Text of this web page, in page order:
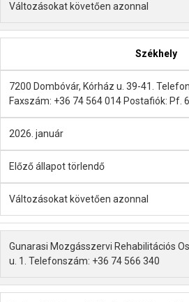
Változásokat követően azonnal
Székhely
7200 Dombóvár, Kórház u. 39-41.
Faxszám: +36 74 564 014 Postafiók: Pf.
2026. január
Előző állapot törlendő
Változásokat követően azonnal
Gunarasi Mozgásszervi Rehabilitációs
u. 1. Telefonszám: +36 74 566 340